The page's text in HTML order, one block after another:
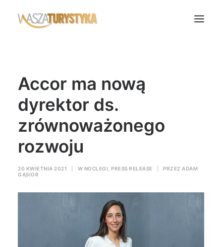
Biura podróży
Transport
Noclegi
Polska
Świat
Rok Kobiet
Accor ma nową
dyrektor ds.
zrównoważonego
rozwoju
20 KWIETNIA 2021 W NOCLEGI PRESS RELEASE PRZEZ ADAM
GĄSIOR